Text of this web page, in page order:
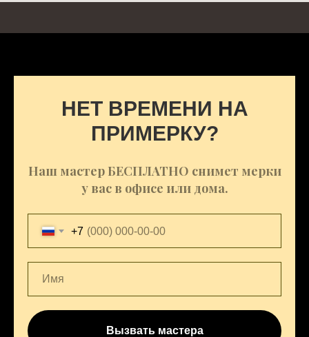
НЕТ ВРЕМЕНИ НА
ПРИМЕРКУ?
Наш мастер БЕСПЛАТНО снимет мерки
у вас в офисе или дома.
+7
Вызвать мастера